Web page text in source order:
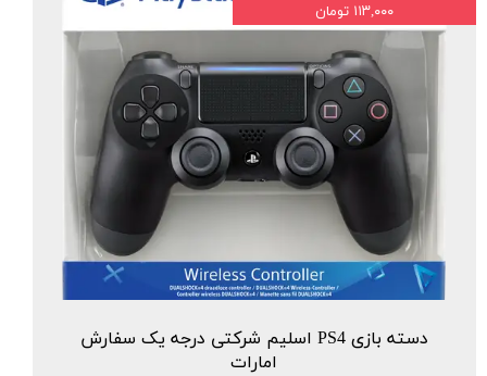
دسته بازی PS4 اسلیم شرکتی درجه یک سفارش
امارات
۱۱۳,۰۰۰ تومان